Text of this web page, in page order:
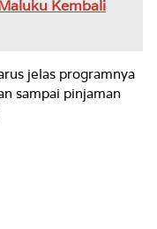
Kembali
jelas programnya
sampai pinjaman